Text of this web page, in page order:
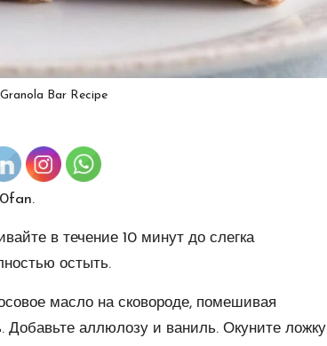
Bar Recipe
в течение 10 минут до слегка
остыть.
масло на сковороде, помешивая
Добавьте аллюлозу и ваниль. Окуните ложку